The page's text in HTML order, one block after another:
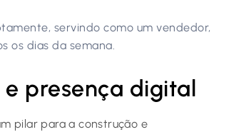
servindo como um vendedor,
os dias da semana.
presença digital
pilar para a construção e